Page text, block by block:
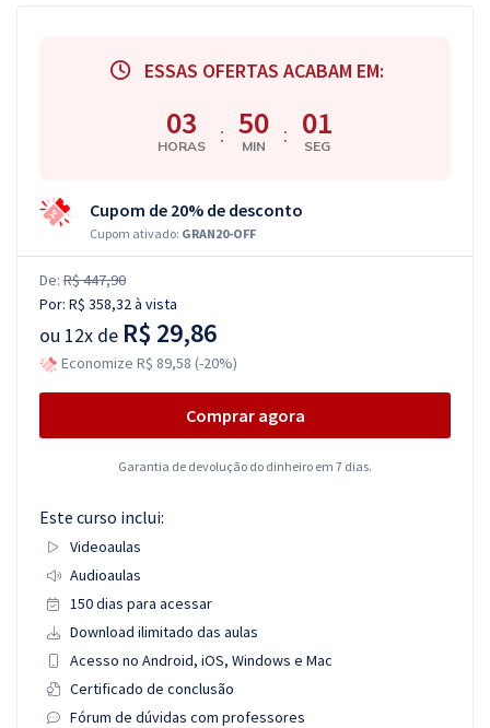
Atendimento ESSAS OFERTAS ACABAM EM:
03
HORAS : 50
MIN : 01
SEG
Cupom de 20% de desconto
Cupom ativado: GRAN20-OFF
De: R$ 447,90
Por: R$ 358,32à vista
ou 12x de R$ 29,86
Economize R$ 89,58 (-20%)
Comprar agora
Garantia de devolução do dinheiro em 7 dias.
Este curso inclui:
Videoaulas
Audioaulas
150 dias para acessar
Download ilimitado das aulas
Acesso no Android, iOS, Windows e Mac
Certificado de conclusão
Fórum de dúvidas com professores